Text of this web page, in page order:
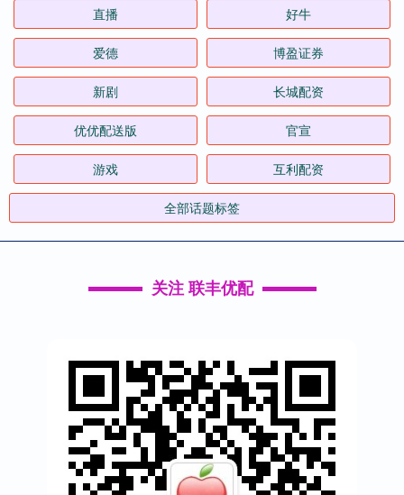
直播 好牛
爱德 博盈证券
新剧 长城配资
优优配送版 官宣
游戏 互利配资
全部话题标签
关注 联丰优配